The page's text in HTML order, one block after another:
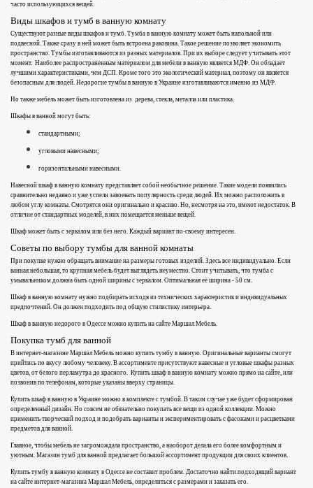
часто использующихся вещей.
Виды шкафов и тумб в ванную комнату
Существуют разные виды шкафов и тумб. Тумба в ванную комнату может быть напольной или
подвесной. Также сразу в ней может быть встроена раковина. Такое решение позволяет экономить
пространство. Тумбы изготавливаются из разных материалов. При их выборе следует учитывать этот
момент. Наиболее распространенным материалом для мебели в ванную является МДФ. Он обладает
лучшими характеристиками, чем ДСП. Кроме того это экологический материал, поэтому он является
безопасным для людей. Недорогие тумбы в ванную в Украине изготавливаются именно из МДФ.
Но также мебель может быть изготовлена из дерева, стекла, металла или пластика.
Шкафы в ванной могут быть:
стандартными;
угловыми навесными;
горизонтальными навесными.
Навесной шкаф в ванную комнату представляет собой необычное решение. Такие модели появились
сравнительно недавно и уже успели завоевать популярность среди людей. Их можно расположить в
любом углу комнаты. Смотрятся они оригинально и красиво. Но, несмотря на это, имеют недостаток. В
отличие от стандартных моделей, в них помещается меньше вещей.
Шкаф может быть с зеркалом или без него. Каждый вариант по-своему интересен.
Советы по выбору тумбы для ванной комнаты
При покупке нужно обращать внимание на размеры готовых изделий. Здесь все индивидуально. Если
ванная небольшая, то крупная мебель будет выглядеть неуместно. Стоит учитывать, что тумба с
умывальником должна быть одной ширины с зеркалом. Оптимальная её ширина - 50 см.
Шкаф в ванную комнату нужно подбирать исходя из технических характеристик и индивидуальных
предпочтений. Он должен подходить под общую стилистику интерьера.
Шкаф в ванную недорого в Одессе можно купить на сайте Маршал Мебель.
Покупка тумб для ванной
В интернет-магазине Маршал Мебель можно купить тумбу в ванную. Оригинальные варианты смогут
прийтись по вкусу любому человеку. В ассортименте присутствуют навесные и угловые шкафы разных
цветов, от белого перламутра до красного. Купить шкаф в ванную комнату можно прямо на сайте, или
позвонив по телефонам, которые указаны вверху страницы.
Купить шкаф в ванную в Украине можно в комплекте с тумбой. В таком случае уже будет сформирован
определенный дизайн. Но совсем не обязательно покупать все вещи из одной коллекции. Можно
применить творческий подход и подобрать варианты и экспериментировать с фасонами и расцветками
предметов для ванной.
Главное, чтобы мебель не загромождала пространство, а наоборот делала его более комфортным и
уютным. Магазин тумб для ванной предлагает большой ассортимент продукции для своих клиентов.
Купить тумбу в ванную комнату в Одессе не составит проблем. Достаточно найти подходящий вариант
на сайте интернет-магазина Маршал Мебель, определиться с размерами и заказать его.